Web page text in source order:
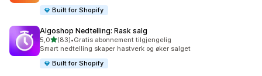
Built for Shopify
Algoshop Nedtelling: Rask salg
5,0av 5 stjerner
(83)
Totalt 83 omtaler
•Gratis abonnement tilgjengelig
Smart nedtelling skaper hastverk og øker salget
Built for Shopify